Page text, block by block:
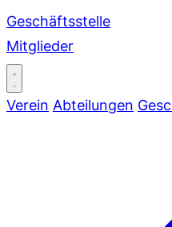
Geschäftsstelle
Mitglieder
Verein Abteilungen